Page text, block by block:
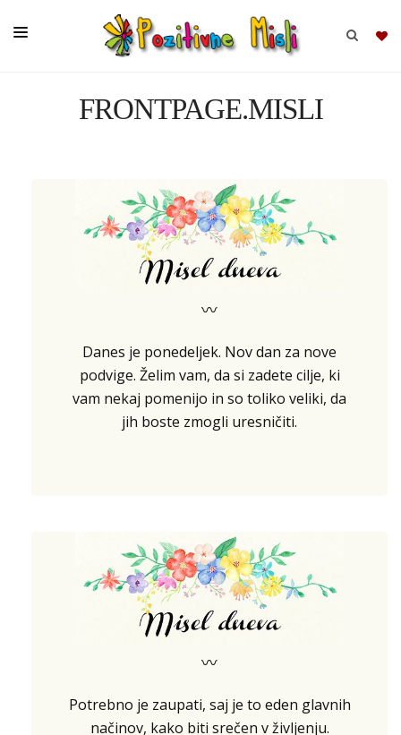
KOMPLETI
FRONTPAGE.MISLI
〰
Danes je ponedeljek. Nov dan za nove
podvige. Želim vam, da si zadete cilje, ki
vam nekaj pomenijo in so toliko veliki, da
jih boste zmogli uresničiti.
〰
Potrebno je zaupati, saj je to eden glavnih
načinov, kako biti srečen v življenju.